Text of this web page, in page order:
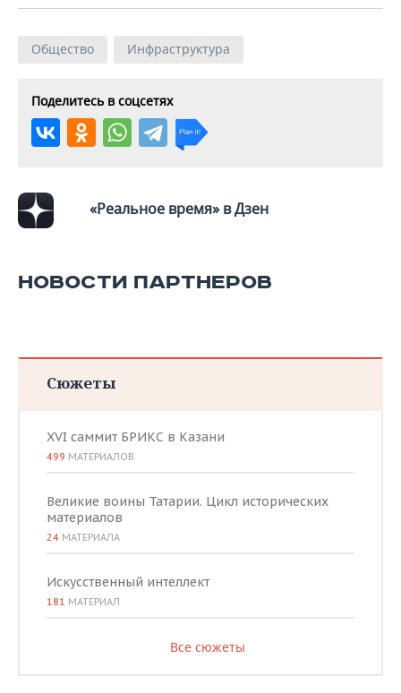
Общество Инфраструктура
Поделитесь в соцсетях
«Реальное время» в Дзен
НОВОСТИ ПАРТНЕРОВ
Сюжеты
XVI саммит БРИКС в Казани
499 МАТЕРИАЛОВ
Великие воины Татарии. Цикл исторических
материалов
24 МАТЕРИАЛА
Искусственный интеллект
181 МАТЕРИАЛ
Все сюжеты